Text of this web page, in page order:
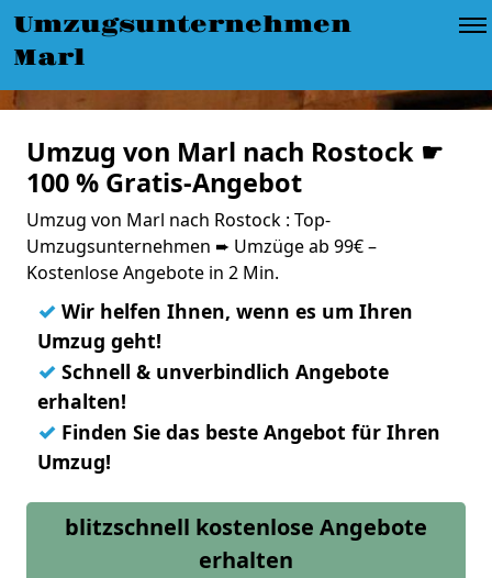
Umzugsunternehmen
Marl
Umzug von Marl nach Rostock ☛
100 % Gratis-Angebot
Umzug von Marl nach Rostock : Top-
Umzugsunternehmen ➨ Umzüge ab 99€ –
Kostenlose Angebote in 2 Min.
✓ Wir helfen Ihnen, wenn es um Ihren
Umzug geht!
✓ Schnell & unverbindlich Angebote
erhalten!
✓ Finden Sie das beste Angebot für Ihren
Umzug!
blitzschnell kostenlose Angebote
erhalten